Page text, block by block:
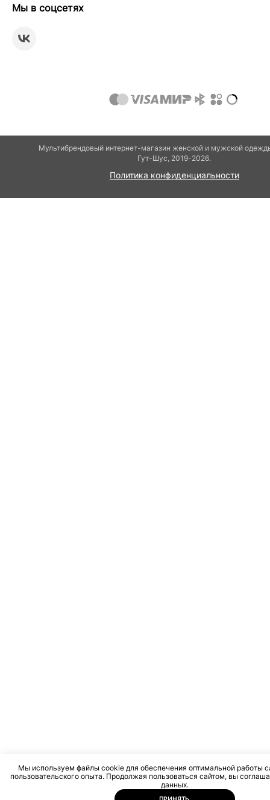
Мы в соцсетях
Мультибрендовый интернет-магазин женской и мужской
Гут-Шуc, 2019-2026.
Политика конфиденциальности
Мы используем файлы cookie для обеспечения оптимальной работы
пользовательского опыта. Продолжая пользоваться сайтом, вы
данных.